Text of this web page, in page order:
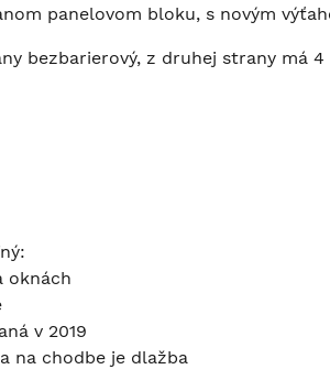
panelovom bloku, s novým
bezbarierový, z druhej strany má 4
oknách
v 2019
na chodbe je dlažba